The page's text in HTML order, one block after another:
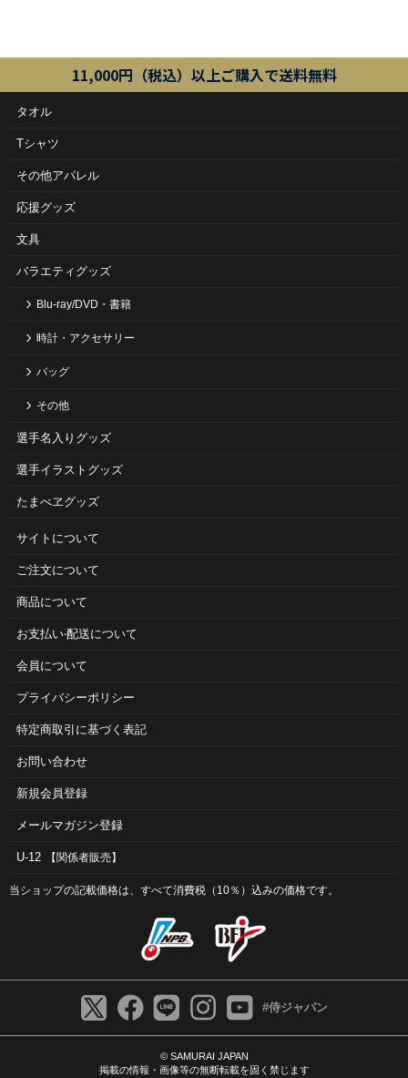
11,000円（税込）以上ご購入で送料無料
タオル
Tシャツ
その他アパレル
応援グッズ
文具
バラエティグッズ
Blu-ray/DVD・書籍
時計・アクセサリー
バッグ
その他
選手名入りグッズ
選手イラストグッズ
たまべヱグッズ
サイトについて
ご注⽂について
商品について
お⽀払い‧配送について
会員について
プライバシーポリシー
特定商取引に基づく表記
お問い合わせ
新規会員登録
メールマガジン登録
U-12 【関係者販売】
当ショップの記載価格は、すべて消費税（10％）込みの価格です。
#侍ジャパン
© SAMURAI JAPAN
掲載の情報・画像等の無断転載を固く禁じます